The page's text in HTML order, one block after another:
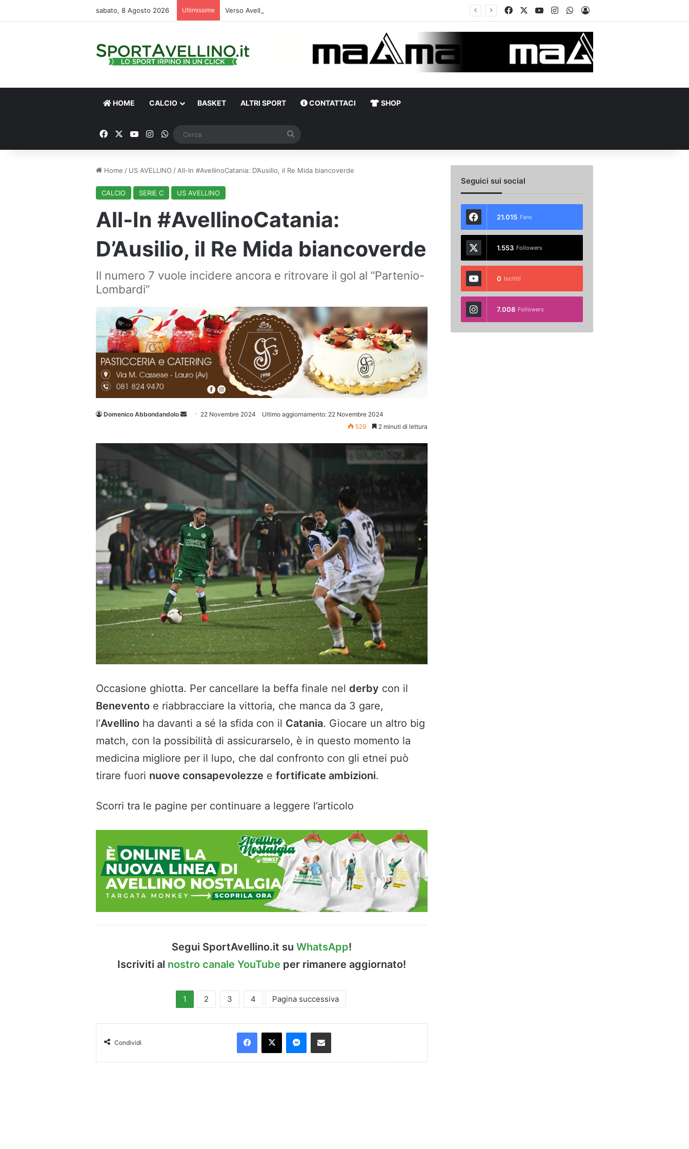
sabato, 8 Agosto 2026 Ultimissime Verso Avellino-Torino, il focus sulla formazione granata FacebookYou TubeInstagramWhatsApp
Accedi
HOME CALCIO BASKET ALTRI SPORT CONTATTACI SHOP
FacebookYou TubeInstagram
WhatsApp
Home / US AVELLINO / All-In #AvellinoCatania: D’Ausilio, il Re Mida biancoverde
CALCIO SERIE C US AVELLINO
All-In #AvellinoCatania:
D’Ausilio, il Re Mida biancoverde
Il numero 7 vuole incidere ancora e ritrovare il gol al “Partenio-
Lombardi”
Domenico Abbondandolo
Invia 22 Novembre 2024
Ultimo aggiornamento: 22 Novembre 2024
529
2 minuti di lettura
Occasione ghiotta. Per cancellare la beffa finale nel derby con il
Benevento e riabbracciare la vittoria, che manca da 3 gare,
l’Avellino ha davanti a sé la sfida con il Catania. Giocare un altro big
match, con la possibilità di assicurarselo, è in questo momento la
medicina migliore per il lupo, che dal confronto con gli etnei può
tirare fuori nuove consapevolezze e fortificate ambizioni.
Scorri tra le pagine per continuare a leggere l’articolo
Segui SportAvellino.it su WhatsApp!
Iscriviti al nostro canale YouTube per rimanere aggiornato!
1 2 3 4 Pagina successiva
Condividi
Facebook
X Messenger
Condividi via Email
Seguici sui social
21.015 Fans
1.553 Followers
0 Iscritti
7.008 Followers